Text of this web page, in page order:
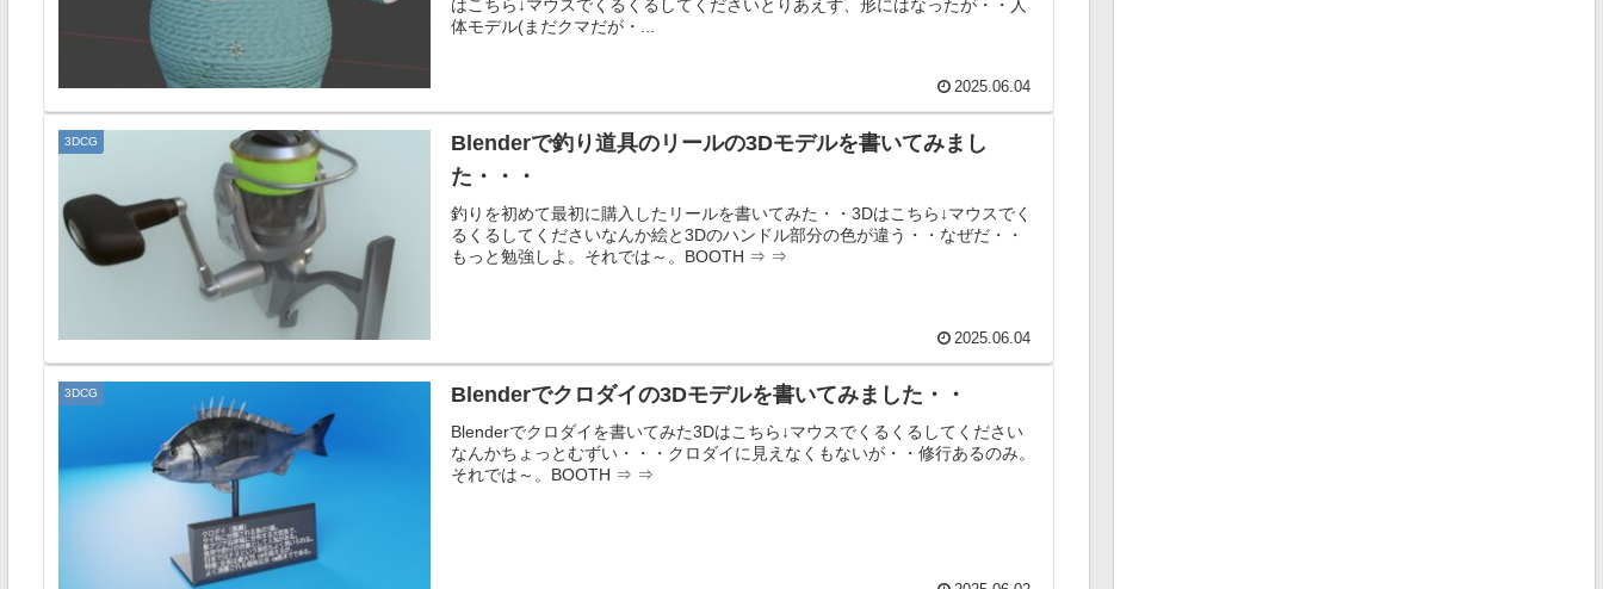
はこちら↓マウスでくるくるしてくださいとりあえず、形にはなったが・・人
体モデル(まだクマだが・...
2025.06.04
3DCG
Blenderで釣り道具のリールの3Dモデルを書いてみまし
た・・・
釣りを初めて最初に購入したリールを書いてみた・・3Dはこちら↓マウスでく
るくるしてくださいなんか絵と3Dのハンドル部分の色が違う・・なぜだ・・
もっと勉強しよ。それでは～。BOOTH ⇒ ⇒
2025.06.04
3DCG Blenderでクロダイの3Dモデルを書いてみました・・
Blenderでクロダイを書いてみた3Dはこちら↓マウスでくるくるしてください
なんかちょっとむずい・・・クロダイに見えなくもないが・・修行あるのみ。
それでは～。BOOTH ⇒ ⇒